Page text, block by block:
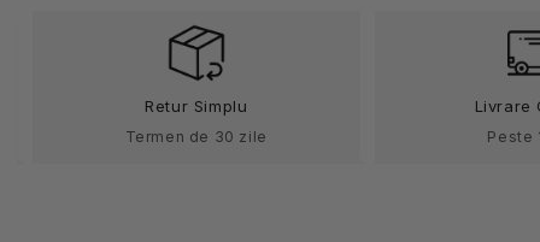
negru
tercot
195g
Missena
Retur Simplu
Termen de 30 zile
Livrare
Peste